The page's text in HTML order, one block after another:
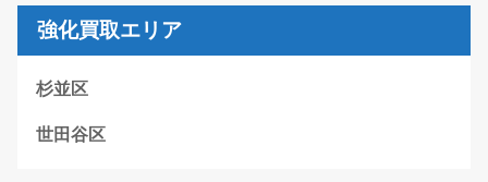
強化買取エリア
杉並区
世田谷区